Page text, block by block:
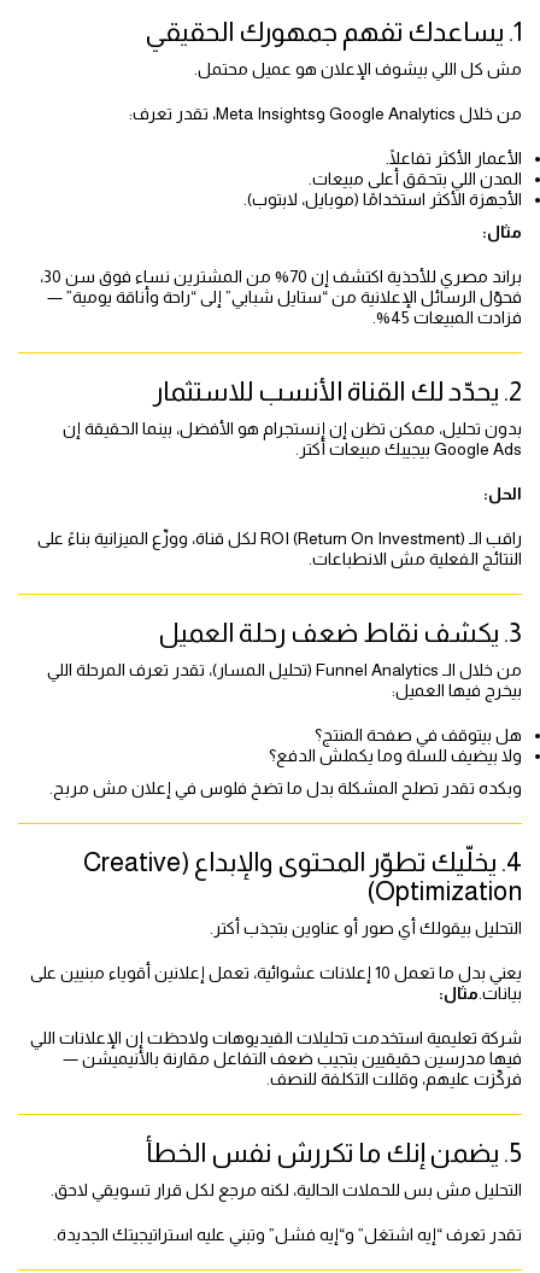
1. يساعدك تفهم جمهورك الحقيقي
مش كل اللي بيشوف الإعلان هو عميل محتمل.
من خلال Google Analytics وMeta Insights، تقدر تعرف:
الأعمار الأكثر تفاعلًا.
المدن اللي بتحقق أعلى مبيعات.
الأجهزة الأكثر استخدامًا (موبايل، لابتوب).
مثال:
براند مصري للأحذية اكتشف إن 70% من المشترين نساء فوق سن 30،
فحوّل الرسائل الإعلانية من “ستايل شبابي” إلى “راحة وأناقة يومية” —
فزادت المبيعات 45%.
2. يحدّد لك القناة الأنسب للاستثمار
بدون تحليل، ممكن تظن إن إنستجرام هو الأفضل، بينما الحقيقة إن
Google Ads بيجيبك مبيعات أكتر.
الحل:
راقب الـ ROI (Return On Investment) لكل قناة، ووزّع الميزانية بناءً على
النتائج الفعلية مش الانطباعات.
3. يكشف نقاط ضعف رحلة العميل
من خلال الـ Funnel Analytics (تحليل المسار)، تقدر تعرف المرحلة اللي
بيخرج فيها العميل:
هل بيتوقف في صفحة المنتج؟
ولا بيضيف للسلة وما يكملش الدفع؟
وبكده تقدر تصلح المشكلة بدل ما تضخ فلوس في إعلان مش مربح.
4. يخلّيك تطوّر المحتوى والإبداع (Creative
Optimization)
التحليل بيقولك أي صور أو عناوين بتجذب أكتر.
يعني بدل ما تعمل 10 إعلانات عشوائية، تعمل إعلانين أقوياء مبنيين على
بيانات.مثال:
شركة تعليمية استخدمت تحليلات الفيديوهات ولاحظت إن الإعلانات اللي
فيها مدرسين حقيقيين بتجيب ضعف التفاعل مقارنة بالأنيميشن —
فركّزت عليهم، وقللت التكلفة للنصف.
5. يضمن إنك ما تكررش نفس الخطأ
التحليل مش بس للحملات الحالية، لكنه مرجع لكل قرار تسويقي لاحق.
تقدر تعرف “إيه اشتغل” و“إيه فشل” وتبني عليه استراتيجيتك الجديدة.